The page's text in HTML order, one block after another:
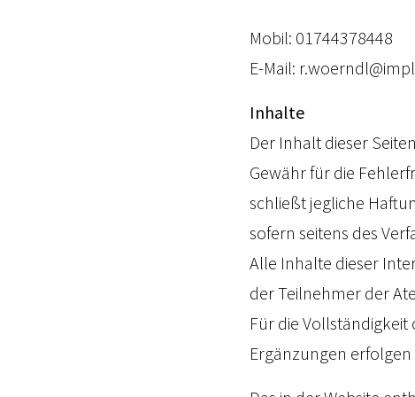
Mobil: 01744378448
E-Mail:
Inhalte
Der Inhalt dieser
Gewähr für die
schließt jegliche
sofern seitens des
Alle Inhalte dieser
der Teilnehmer der
Für die
Ergänzungen